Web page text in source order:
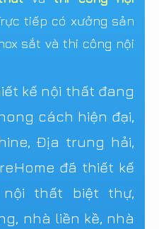
tiếp có xưởng sản
sắt và thi công nội
kế nội thất đang
cách hiện đại,
Địa trung hải,
đã thiết kế
thất biệt thự,
nhà liền kề, nhà